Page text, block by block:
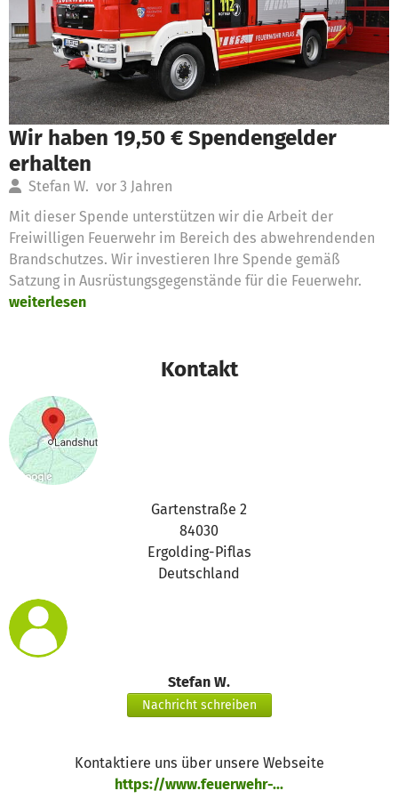
Wir haben 19,50 € Spendengelder
erhalten
Stefan W. vor 3 Jahren
Mit dieser Spende unterstützen wir die Arbeit der
Freiwilligen Feuerwehr im Bereich des abwehrendenden
Brandschutzes. Wir investieren Ihre Spende gemäß
Satzung in Ausrüstungsgegenstände für die Feuerwehr.
weiterlesen
Kontakt
Gartenstraße 2
84030
Ergolding-Piflas
Deutschland
Stefan W.
Nachricht schreiben
Kontaktiere uns über unsere Webseite
https://www.feuerwehr-...